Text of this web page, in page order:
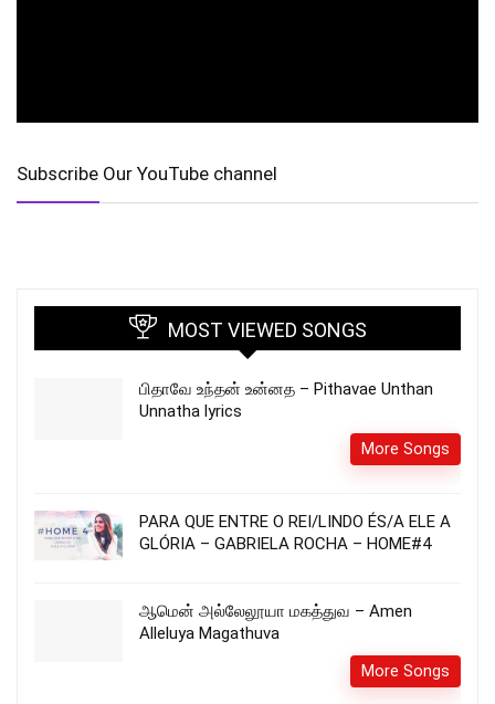
Subscribe Our YouTube channel
MOST VIEWED SONGS
பிதாவே உந்தன் உன்னத – Pithavae Unthan
Unnatha lyrics
More Songs
PARA QUE ENTRE O REI/LINDO ÉS/A ELE A
GLÓRIA – GABRIELA ROCHA – HOME#4
ஆமென் அல்லேலூயா மகத்துவ – Amen
Alleluya Magathuva
More Songs